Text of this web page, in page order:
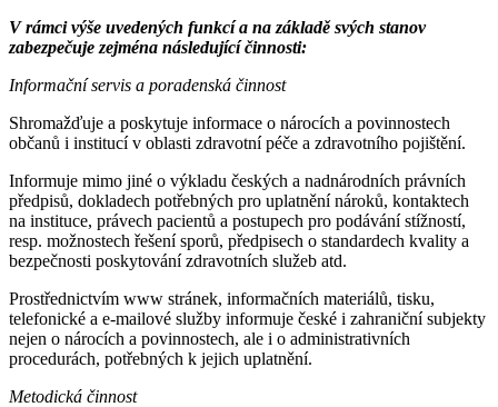
V rámci výše uvedených funkcí a na základě svých stanov
zabezpečuje zejména následující činnosti:
Informační servis a poradenská činnost
Shromažďuje a poskytuje informace o nárocích a povinnostech
občanů i institucí v oblasti zdravotní péče a zdravotního pojištění.
Informuje mimo jiné o výkladu českých a nadnárodních právních
předpisů, dokladech potřebných pro uplatnění nároků, kontaktech
na instituce, právech pacientů a postupech pro podávání stížností,
resp. možnostech řešení sporů, předpisech o standardech kvality a
bezpečnosti poskytování zdravotních služeb atd.
Prostřednictvím www stránek, informačních materiálů, tisku,
telefonické a e-mailové služby informuje české i zahraniční subjekty
nejen o nárocích a povinnostech, ale i o administrativních
procedurách, potřebných k jejich uplatnění.
Metodická činnost